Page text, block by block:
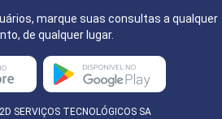
marque suas consultas a qualquer
de qualquer lugar.
SERVIÇOS TECNOLÓGICOS SA